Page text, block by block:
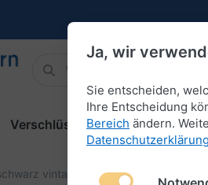
Verschlüsse für Armbänder
vintage "Sylt" Edelstahl matt
Ja, wir
Sie entscheiden,
Ihre Entscheidung
Bereich ändern.
Datenschutzerklärung